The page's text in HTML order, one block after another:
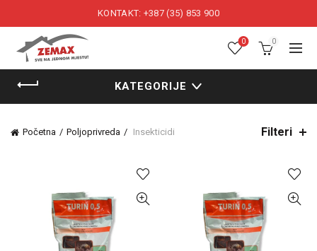
KONTAKT: +387 (35) 853 900
0 0
KATEGORIJE
Početna Poljoprivreda Insekticidi Filteri